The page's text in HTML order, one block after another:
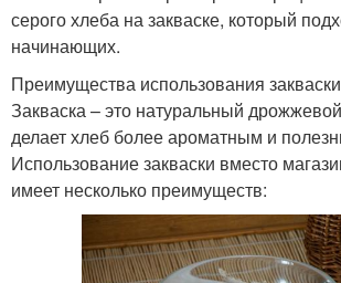
серого хлеба на закваске, который
начинающих.
Преимущества использования закваски
Закваска – это натуральный
делает хлеб более ароматным и
Использование закваски вместо
имеет несколько преимуществ: